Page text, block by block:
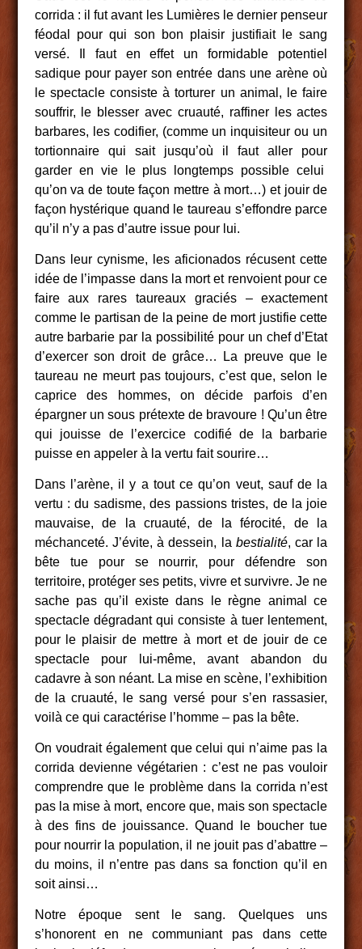
corrida : il fut avant les Lumières le dernier penseur
féodal pour qui son bon plaisir justifiait le sang
versé. Il faut en effet un formidable potentiel
sadique pour payer son entrée dans une arène où
le spectacle consiste à torturer un animal, le faire
souffrir, le blesser avec cruauté, raffiner les actes
barbares, les codifier, (comme un inquisiteur ou un
tortionnaire qui sait jusqu’où il faut aller pour
garder en vie le plus longtemps possible celui
qu’on va de toute façon mettre à mort…) et jouir de
façon hystérique quand le taureau s’effondre parce
qu’il n’y a pas d’autre issue pour lui.
Dans leur cynisme, les aficionados récusent cette
idée de l’impasse dans la mort et renvoient pour ce
faire aux rares taureaux graciés – exactement
comme le partisan de la peine de mort justifie cette
autre barbarie par la possibilité pour un chef d’Etat
d’exercer son droit de grâce… La preuve que le
taureau ne meurt pas toujours, c’est que, selon le
caprice des hommes, on décide parfois d’en
épargner un sous prétexte de bravoure ! Qu’un être
qui jouisse de l’exercice codifié de la barbarie
puisse en appeler à la vertu fait sourire…
Dans l’arène, il y a tout ce qu’on veut, sauf de la
vertu : du sadisme, des passions tristes, de la joie
mauvaise, de la cruauté, de la férocité, de la
méchanceté. J’évite, à dessein, la bestialité, car la
bête tue pour se nourrir, pour défendre son
territoire, protéger ses petits, vivre et survivre. Je ne
sache pas qu’il existe dans le règne animal ce
spectacle dégradant qui consiste à tuer lentement,
pour le plaisir de mettre à mort et de jouir de ce
spectacle pour lui-même, avant abandon du
cadavre à son néant. La mise en scène, l’exhibition
de la cruauté, le sang versé pour s’en rassasier,
voilà ce qui caractérise l’homme – pas la bête.
On voudrait également que celui qui n’aime pas la
corrida devienne végétarien : c’est ne pas vouloir
comprendre que le problème dans la corrida n’est
pas la mise à mort, encore que, mais son spectacle
à des fins de jouissance. Quand le boucher tue
pour nourrir la population, il ne jouit pas d’abattre –
du moins, il n’entre pas dans sa fonction qu’il en
soit ainsi…
Notre époque sent le sang. Quelques uns
s’honorent en ne communiant pas dans cette